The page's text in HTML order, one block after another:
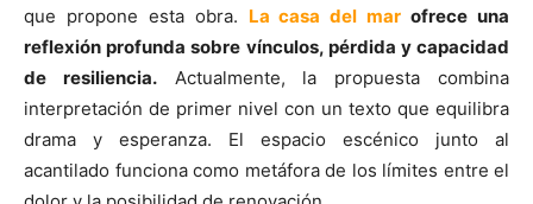
que propone esta obra. La casa del mar ofrece una
reflexión profunda sobre vínculos, pérdida y capacidad
de resiliencia.Actualmente, la propuesta combina
interpretación de primer nivel con un texto que equilibra
drama y esperanza. El espacio escénico junto al
acantilado funciona como metáfora de los límites entre el